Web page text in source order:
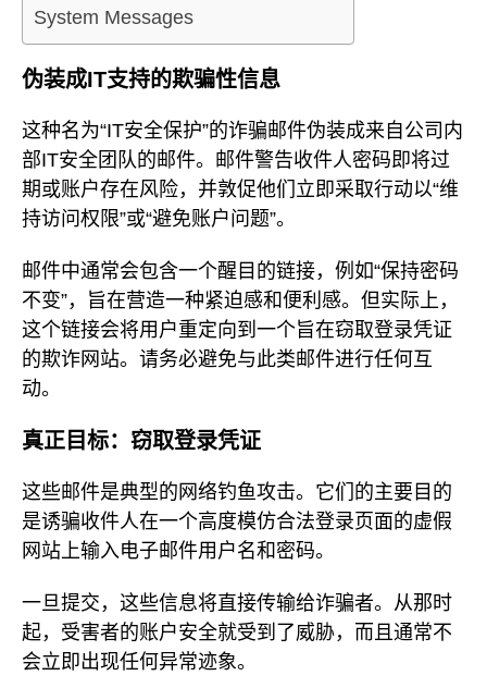
System Messages
伪装成IT支持的欺骗性信息
这种名为“IT安全保护”的诈骗邮件伪装成来自公司内
部IT安全团队的邮件。邮件警告收件人密码即将过
期或账户存在风险，并敦促他们立即采取行动以“维
持访问权限”或“避免账户问题”。
邮件中通常会包含一个醒目的链接，例如“保持密码
不变”，旨在营造一种紧迫感和便利感。但实际上，
这个链接会将用户重定向到一个旨在窃取登录凭证
的欺诈网站。请务必避免与此类邮件进行任何互
动。
真正目标：窃取登录凭证
这些邮件是典型的网络钓鱼攻击。它们的主要目的
是诱骗收件人在一个高度模仿合法登录页面的虚假
网站上输入电子邮件用户名和密码。
一旦提交，这些信息将直接传输给诈骗者。从那时
起，受害者的账户安全就受到了威胁，而且通常不
会立即出现任何异常迹象。